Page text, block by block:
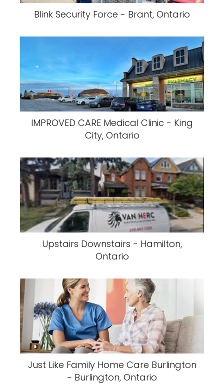
Blink Security Force - Brant, Ontario
IMPROVED CARE Medical Clinic - King
City, Ontario
Upstairs Downstairs - Hamilton,
Ontario
Just Like Family Home Care Burlington
- Burlington, Ontario